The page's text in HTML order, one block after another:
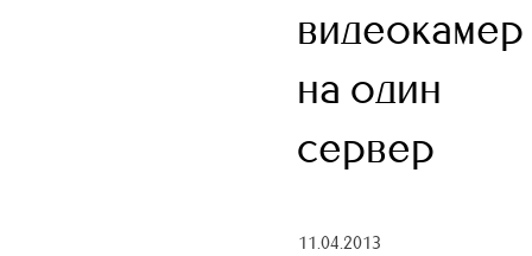
видеокамер
на один
сервер
11.04.2013